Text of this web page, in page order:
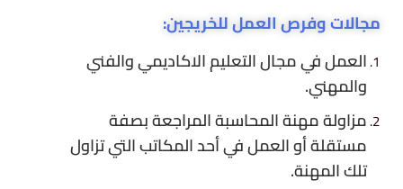
مجالات وفرص العمل للخريجين:
العمل في مجال التعليم الاكاديمي والفني
والمهني.
مزاولة مهنة المحاسبة المراجعة بصفة
مستقلة أو العمل في أحد المكاتب التي تزاول
تلك المهنة.